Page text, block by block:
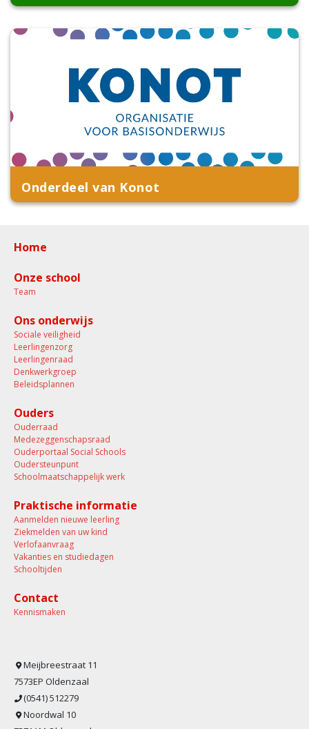
Onderdeel van Konot
Home
Onze school
Team
Ons onderwijs
Sociale veiligheid
Leerlingenzorg
Leerlingenraad
Denkwerkgroep
Beleidsplannen
Ouders
Ouderraad
Medezeggenschapsraad
Ouderportaal Social Schools
Oudersteunpunt
Schoolmaatschappelijk werk
Praktische informatie
Aanmelden nieuwe leerling
Ziekmelden van uw kind
Verlofaanvraag
Vakanties en studiedagen
Schooltijden
Contact
Kennismaken
Meijbreestraat 11
7573EP Oldenzaal
(0541) 512279
Noordwal 10